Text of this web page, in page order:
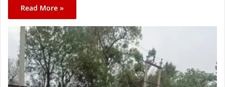
Read More »